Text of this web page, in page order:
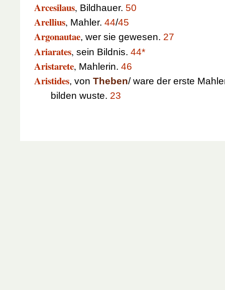
Arcesilaus, Bildhauer. 50
Arellius, Mahler. 44/45
Argonautae, wer sie gewesen. 27
Ariarates, sein Bildnis. 44*
Aristarete, Mahlerin. 46
Aristides, von Theben/ ware der erste
bilden wuste. 23